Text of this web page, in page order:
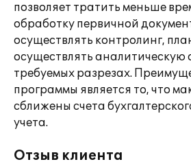
позволяет тратить меньше
обработку первичной
осуществлять контролинг,
осуществлять аналитическую
требуемых разрезах.
программы является то, что
сближены счета
учета.
Отзыв клиента